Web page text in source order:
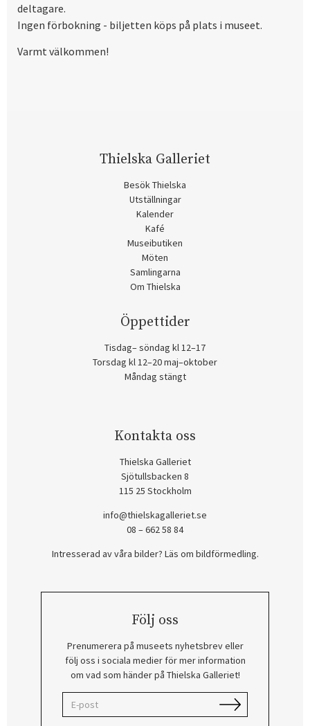
deltagare.
Ingen förbokning - biljetten köps på plats i museet.
Varmt välkommen!
Thielska Galleriet
Besök Thielska
Utställningar
Kalender
Kafé
Museibutiken
Möten
Samlingarna
Om Thielska
Öppettider
Tisdag– söndag kl 12–17
Torsdag kl 12–20 maj–oktober
Måndag stängt
Kontakta oss
Thielska Galleriet
Sjötullsbacken 8
115 25 Stockholm
info@thielskagalleriet.se
08 – 662 58 84
Intresserad av våra bilder? Läs om bildförmedling.
Följ oss
Prenumerera på museets nyhetsbrev eller
följ oss i sociala medier för mer information
om vad som händer på Thielska Galleriet!